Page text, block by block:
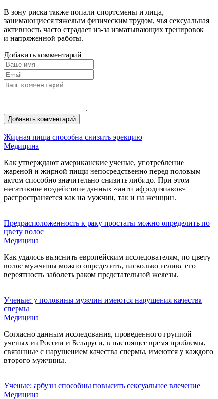
В зону риска также попали спортсмены и лица,
занимающиеся тяжелым физическим трудом, чья сексуальная
активность часто страдает из-за изматывающих тренировок
и напряженной работы.
Добавить комментарий
Добавить комментарий
Жирная пища способна снизить эрекцию
Медицина
Как утверждают американские ученые, употребление
жареной и жирной пищи непосредственно перед половым
актом способно значительно снизить либидо. При этом
негативное воздействие данных «анти-афродизиаков»
распространяется как на мужчин, так и на женщин.
Предрасположенность к раку простаты можно определить по
цвету волос
Медицина
Как удалось выяснить европейским исследователям, по цвету
волос мужчины можно определить, насколько велика его
вероятность заболеть раком предстательной железы.
Ученые: у половины мужчин имеются нарушения качества
спермы
Медицина
Согласно данным исследования, проведенного группой
ученых из России и Беларуси, в настоящее время проблемы,
связанные с нарушением качества спермы, имеются у каждого
второго мужчины.
Ученые: арбузы способны повысить сексуальное влечение
Медицина